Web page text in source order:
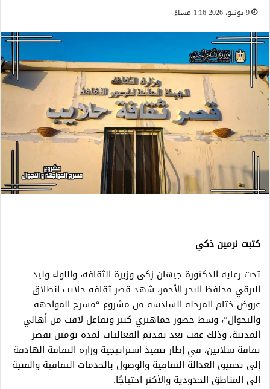
9 يونيو، 2026 1:16 مساءً
كتبت نرمين ذكي
تحت رعاية الدكتورة جيهان زكي وزيرة الثقافة، واللواء وليد
البرقي محافظ البحر الأحمر، شهد قصر ثقافة حلايب انطلاق
عروض ختام المرحلة السادسة من مشروع “مسرح المواجهة
والتجوال”، وسط حضور جماهيري كبير وتفاعل لافت من أهالي
المدينة، وذلك عقب بعد تقديم الفعاليات لمدة يومين بقصر
ثقافة شلاتين، في إطار تنفيذ استراتيجية وزارة الثقافة الهادفة
إلى تحقيق العدالة الثقافية والوصول بالخدمات الثقافية والفنية
إلى المناطق الحدودية والأكثر احتياجًا.